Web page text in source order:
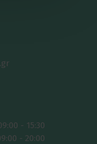
- 15:30
- 20:00